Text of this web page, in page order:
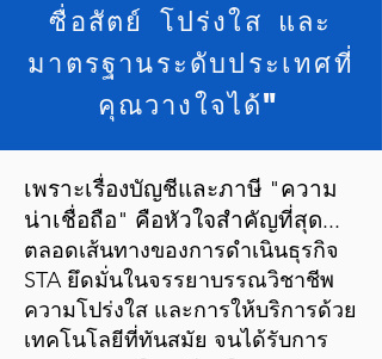
ซื่อสัตย์ โปร่งใส และ
มาตรฐานระดับประเทศที่
คุณวางใจได้"
เพราะเรื่องบัญชีและภาษี "ความ
น่าเชื่อถือ" คือหัวใจสำคัญที่สุด...
ตลอดเส้นทางของการดำเนินธุรกิจ
STA ยึดมั่นในจรรยาบรรณวิชาชีพ
ความโปร่งใส และการให้บริการด้วย
เทคโนโลยีที่ทันสมัย จนได้รับการ